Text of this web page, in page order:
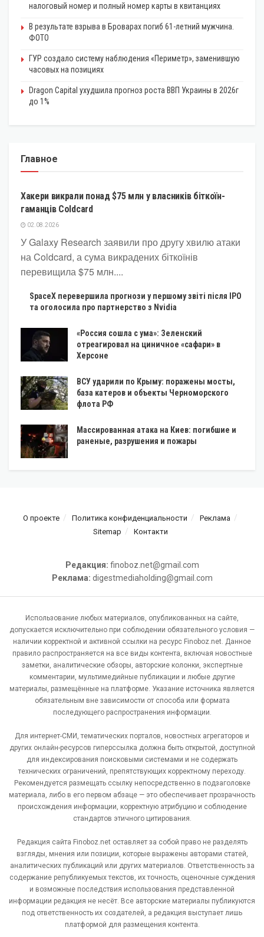
налоговый номер и полный номер карты в квитанциях
В результате взрыва в Броварах погиб 61-летний мужчина.
ФОТО
ГУР создало систему наблюдения «Периметр», заменившую
часовых на позициях
Dragon Capital ухудшила прогноз роста ВВП Украины в 2026г
до 1%
Главное
КРИПТОВАЛЮТА
Хакери викрали понад $75 млн у власників біткоїн-
гаманців Coldcard
02.08.2026
У Galaxy Research заявили про другу хвилю атаки
на Coldcard, а сума викрадених біткоїнів
перевищила $75 млн....
SpaceX перевершила прогнози у першому звіті після IPO
та оголосила про партнерство з Nvidia
«Россия сошла с ума»: Зеленский
отреагировал на циничное «сафари» в
Херсоне
ВСУ ударили по Крыму: поражены мосты,
база катеров и объекты Черноморского
флота РФ
Массированная атака на Киев: погибшие и
раненые, разрушения и пожары
О проекте Политика конфиденциальности
Реклама
Sitemap
Контакти
Редакция: finoboz.net@gmail.com
Реклама: digestmediaholding@gmail.com
Использование любых материалов, опубликованных на сайте,
допускается исключительно при соблюдении обязательного условия —
наличии корректной и активной ссылки на ресурс Finoboz.net. Данное
правило распространяется на все виды контента, включая новостные
заметки, аналитические обзоры, авторские колонки, экспертные
комментарии, мультимедийные публикации и любые другие
материалы, размещённые на платформе. Указание источника является
обязательным вне зависимости от способа или формата
последующего распространения информации.
Для интернет-СМИ, тематических порталов, новостных агрегаторов и
других онлайн-ресурсов гиперссылка должна быть открытой, доступной
для индексирования поисковыми системами и не содержать
технических ограничений, препятствующих корректному переходу.
Рекомендуется размещать ссылку непосредственно в подзаголовке
материала, либо в его первом абзаце — это обеспечивает прозрачность
происхождения информации, корректную атрибуцию и соблюдение
стандартов этичного цитирования.
Редакция сайта Finoboz.net оставляет за собой право не разделять
взгляды, мнения или позиции, которые выражены авторами статей,
аналитических публикаций или других материалов. Ответственность за
содержание републикуемых текстов, их точность, оценочные суждения
и возможные последствия использования представленной
информации редакция не несёт. Все авторские материалы публикуются
под ответственность их создателей, а редакция выступает лишь
платформой для размещения контента.